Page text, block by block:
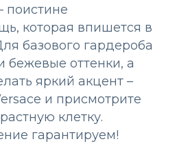
поистине
которая впишется в
базового гардероба
бежевые оттенки, а
яркий акцент –
и присмотрите
клетку.
гарантируем!